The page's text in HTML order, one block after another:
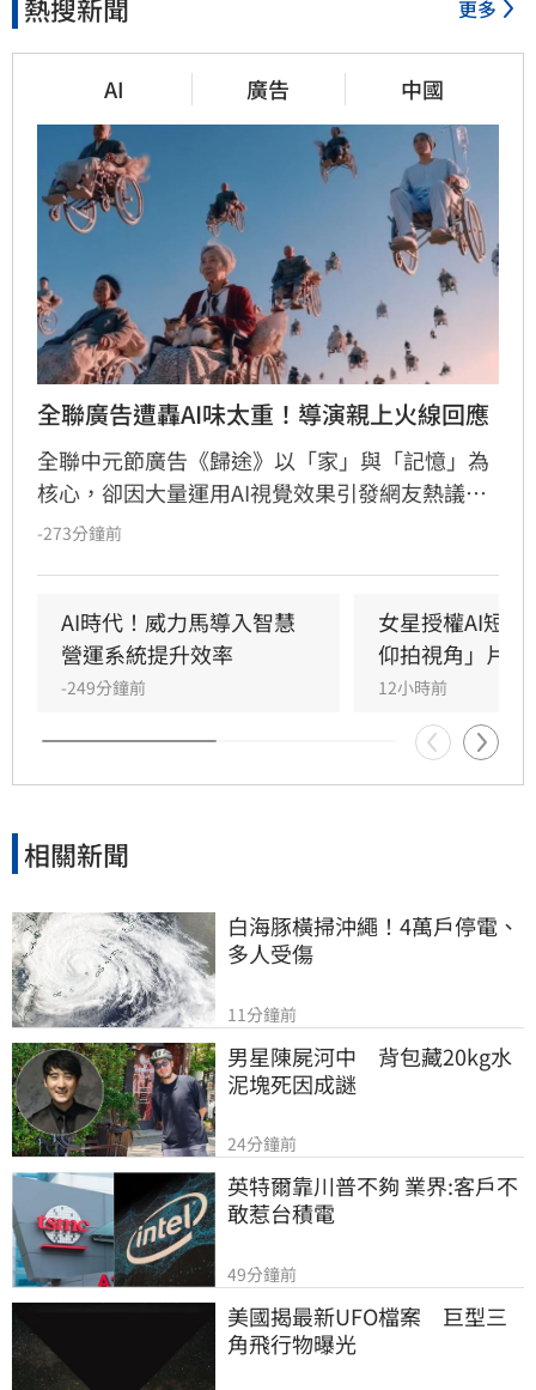
熱搜新聞 更多
AI 廣告 中國
全聯廣告遭轟AI味太重！導演親上火線回應
全聯中元節廣告《歸途》以「家」與「記憶」為
核心，卻因大量運用AI視覺效果引發網友熱議。
影片發布兩天吸引42萬觀看，評價呈現兩極。有
真人演出，並非全由AI生成。此爭議凸顯廣告創
作在科技與情感間的平衡挑戰，不僅是技術呈現
的討論，更觸及消費者對全聯過往廣告所建立的
情感連結。這波討論也反映出當AI技術介入廣告
製作時，品牌如何維繫核心人情味，成為業界與
大眾關注的焦點。
-273分鐘前
AI時代！威力馬導入智慧
營運系統提升效率
-249分鐘前
女星授權AI短劇
仰拍視角」片挨
12小時前
相關新聞
白海豚橫掃沖繩！4萬戶停電、
多人受傷
11分鐘前
男星陳屍河中　背包藏20kg水
泥塊死因成謎
24分鐘前
英特爾靠川普不夠 業界:客戶不
敢惹台積電
49分鐘前
美國揭最新UFO檔案　巨型三
角飛行物曝光